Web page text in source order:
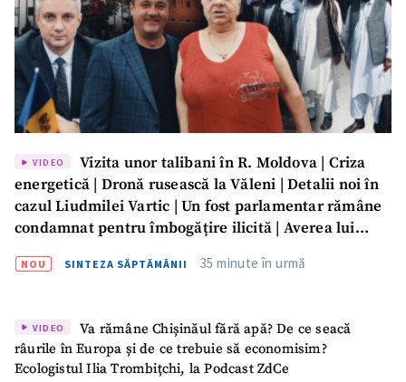
VIDEO
Vizita unor talibani în R. Moldova | Criza
energetică | Dronă rusească la Văleni | Detalii noi în
cazul Liudmilei Vartic | Un fost parlamentar rămâne
condamnat pentru îmbogățire ilicită | Averea lui
GARDĂ
NOU SINTEZA SĂPTĂMÂNII 35 minute în urmă
VIDEO
Va rămâne Chișinăul fără apă? De ce seacă
râurile în Europa și de ce trebuie să economisim?
Ecologistul Ilia Trombițchi, la Podcast ZdCe
ȘTIREA MEA
Fotografie
+ Încarcă imagine